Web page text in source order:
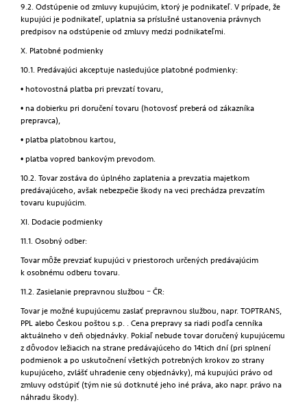
9.2. Odstúpenie od zmluvy kupujúcim, ktorý je podnikateľ. V prípade, že
kupujúci je podnikateľ, uplatnia sa príslušné ustanovenia právnych
predpisov na odstúpenie od zmluvy medzi podnikateľmi.
X. Platobné podmienky
10.1. Predávajúci akceptuje nasledujúce platobné podmienky:
• hotovostná platba pri prevzatí tovaru,
• na dobierku pri doručení tovaru (hotovosť preberá od zákazníka
prepravca),
• platba platobnou kartou,
• platba vopred bankovým prevodom.
10.2. Tovar zostáva do úplného zaplatenia a prevzatia majetkom
predávajúceho, avšak nebezpečie škody na veci prechádza prevzatím
tovaru kupujúcim.
XI. Dodacie podmienky
11.1. Osobný odber:
Tovar môže prevziať kupujúci v priestoroch určených predávajúcim
k osobnému odberu tovaru.
11.2. Zasielanie prepravnou službou – ČR:
Tovar je možné kupujúcemu zaslať prepravnou službou, napr. TOPTRANS,
PPL alebo Českou poštou s.p. . Cena prepravy sa riadi podľa cenníka
aktuálneho v deň objednávky. Pokiaľ nebude tovar doručený kupujúcemu
z dôvodov ležiacich na strane predávajúceho do 14tich dní (pri splnení
podmienok a po uskutočnení všetkých potrebných krokov zo strany
kupujúceho, zvlášť uhradenie ceny objednávky), má kupujúci právo od
zmluvy odstúpiť (tým nie sú dotknuté jeho iné práva, ako napr. právo na
náhradu škody).